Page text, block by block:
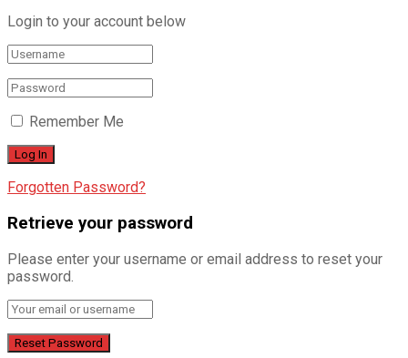
Login to your account below
Remember Me
Forgotten Password?
Retrieve your password
Please enter your username or email address to reset your
password.